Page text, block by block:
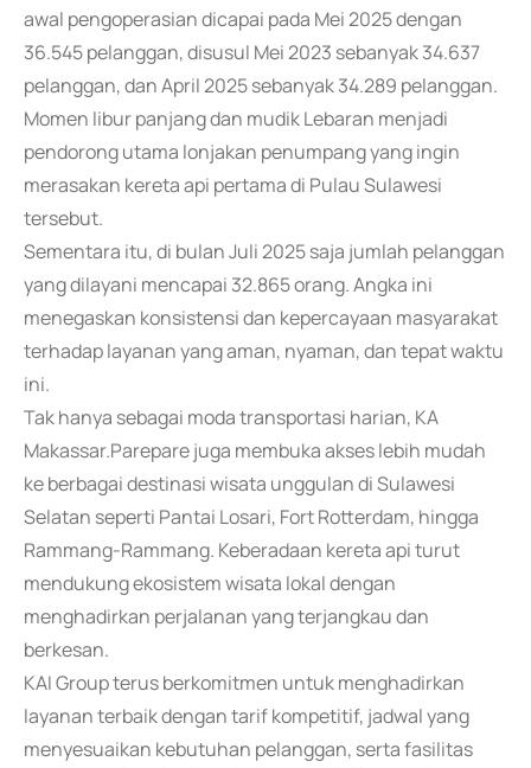
awal pengoperasian dicapai pada Mei 2025 dengan
36.545 pelanggan, disusul Mei 2023 sebanyak 34.637
pelanggan, dan April 2025 sebanyak 34.289 pelanggan.
Momen libur panjang dan mudik Lebaran menjadi
pendorong utama lonjakan penumpang yang ingin
merasakan kereta api pertama di Pulau Sulawesi
tersebut.
Sementara itu, di bulan Juli 2025 saja jumlah pelanggan
yang dilayani mencapai 32.865 orang. Angka ini
menegaskan konsistensi dan kepercayaan masyarakat
terhadap layanan yang aman, nyaman, dan tepat waktu
ini.
Tak hanya sebagai moda transportasi harian, KA
Makassar.Parepare juga membuka akses lebih mudah
ke berbagai destinasi wisata unggulan di Sulawesi
Selatan seperti Pantai Losari, Fort Rotterdam, hingga
Rammang-Rammang. Keberadaan kereta api turut
mendukung ekosistem wisata lokal dengan
menghadirkan perjalanan yang terjangkau dan
berkesan.
KAI Group terus berkomitmen untuk menghadirkan
layanan terbaik dengan tarif kompetitif, jadwal yang
menyesuaikan kebutuhan pelanggan, serta fasilitas